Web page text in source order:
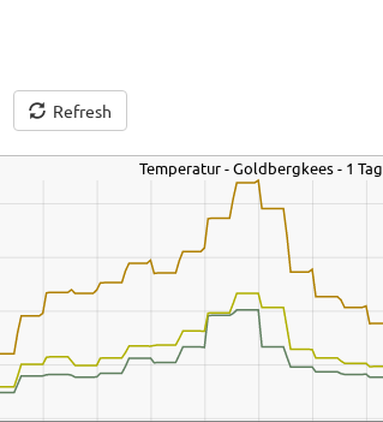
Refresh
Temperatur - Goldbergkees - 1 Tag